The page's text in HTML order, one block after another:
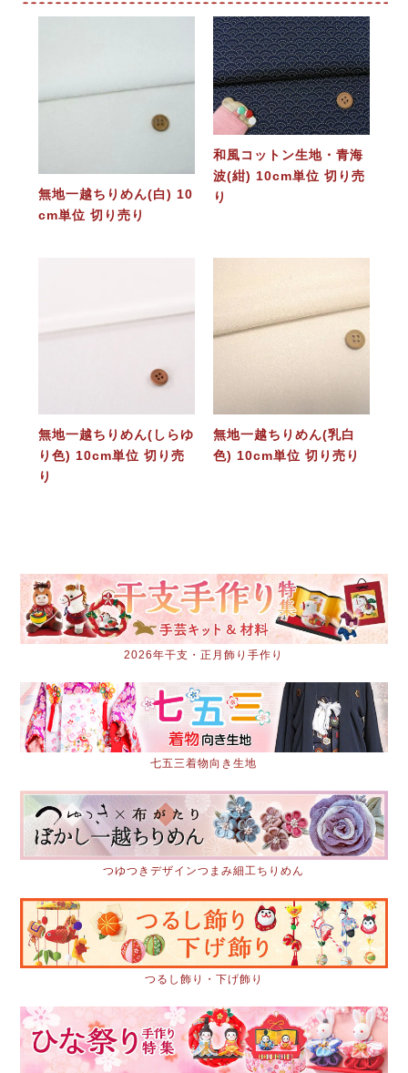
無地一越ちりめん(白) 10
cm単位 切り売り
和風コットン生地・青海
波(紺) 10cm単位 切り売
り
無地一越ちりめん(しらゆ
り色) 10cm単位 切り売
り
無地一越ちりめん(乳白
色) 10cm単位 切り売り
2026年干支・正月飾り手作り
七五三着物向き生地
つゆつきデザインつまみ細工ちりめん
つるし飾り・下げ飾り